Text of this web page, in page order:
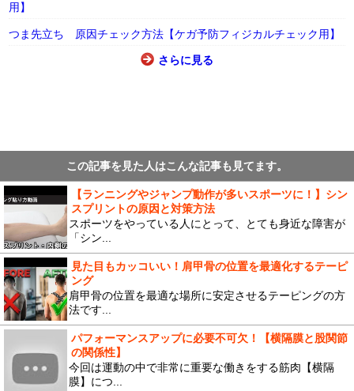
用】
つま先立ち 原因チェック方法【ケガ予防フィジカルチェック用】
さらに見る
この記事を見た人はこんな記事も見てます。
【ランニングやジャンプ動作が多いスポーツに！】シン
スプリントの原因と対策方法
スポーツをやっている人にとって、とても身近な障害が
「シン...
見た目もカッコいい！肩甲骨の位置を最適化するテーピ
ング
肩甲骨の位置を最適な場所に安定させるテーピングの方
法です...
パフォーマンスアップに必要不可欠！【横隔膜と股関節
の関係性】
今回は運動の中で非常に重要な働きをする筋肉【横隔
膜】につ...